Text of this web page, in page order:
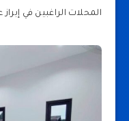
المحلات الراغبين في